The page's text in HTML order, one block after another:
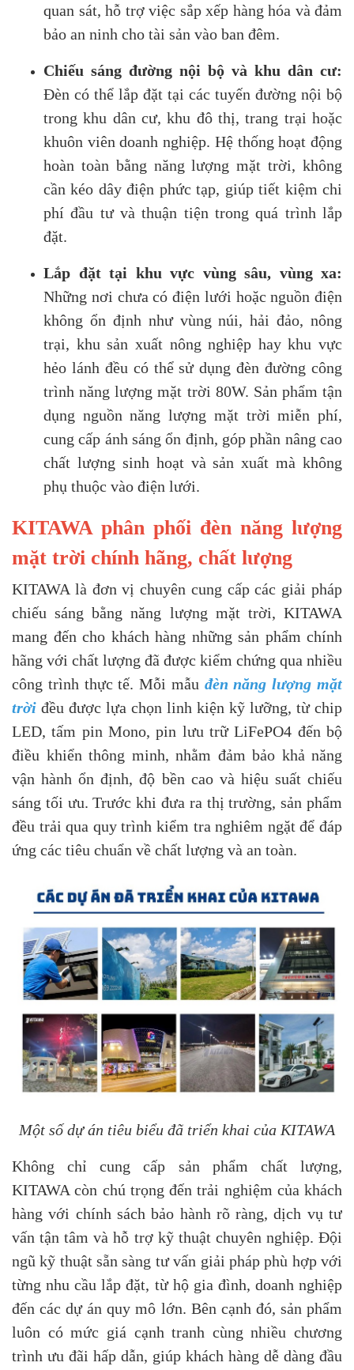
quan sát, hỗ trợ việc sắp xếp hàng hóa và đảm
bảo an ninh cho tài sản vào ban đêm.
Chiếu sáng đường nội bộ và khu dân cư:
Đèn có thể lắp đặt tại các tuyến đường nội bộ
trong khu dân cư, khu đô thị, trang trại hoặc
khuôn viên doanh nghiệp. Hệ thống hoạt động
hoàn toàn bằng năng lượng mặt trời, không
cần kéo dây điện phức tạp, giúp tiết kiệm chi
phí đầu tư và thuận tiện trong quá trình lắp
đặt.
Lắp đặt tại khu vực vùng sâu, vùng xa:
Những nơi chưa có điện lưới hoặc nguồn điện
không ổn định như vùng núi, hải đảo, nông
trại, khu sản xuất nông nghiệp hay khu vực
hẻo lánh đều có thể sử dụng đèn đường công
trình năng lượng mặt trời 80W. Sản phẩm tận
dụng nguồn năng lượng mặt trời miễn phí,
cung cấp ánh sáng ổn định, góp phần nâng cao
chất lượng sinh hoạt và sản xuất mà không
phụ thuộc vào điện lưới.
KITAWA phân phối đèn năng lượng
mặt trời chính hãng, chất lượng
KITAWA là đơn vị chuyên cung cấp các giải pháp
chiếu sáng bằng năng lượng mặt trời, KITAWA
mang đến cho khách hàng những sản phẩm chính
hãng với chất lượng đã được kiểm chứng qua nhiều
công trình thực tế. Mỗi mẫu đèn năng lượng mặt
trời đều được lựa chọn linh kiện kỹ lưỡng, từ chip
LED, tấm pin Mono, pin lưu trữ LiFePO4 đến bộ
điều khiển thông minh, nhằm đảm bảo khả năng
vận hành ổn định, độ bền cao và hiệu suất chiếu
sáng tối ưu. Trước khi đưa ra thị trường, sản phẩm
đều trải qua quy trình kiểm tra nghiêm ngặt để đáp
ứng các tiêu chuẩn về chất lượng và an toàn.
Một số dự án tiêu biểu đã triển khai của KITAWA
Không chỉ cung cấp sản phẩm chất lượng,
KITAWA còn chú trọng đến trải nghiệm của khách
hàng với chính sách bảo hành rõ ràng, dịch vụ tư
vấn tận tâm và hỗ trợ kỹ thuật chuyên nghiệp. Đội
ngũ kỹ thuật sẵn sàng tư vấn giải pháp phù hợp với
từng nhu cầu lắp đặt, từ hộ gia đình, doanh nghiệp
đến các dự án quy mô lớn. Bên cạnh đó, sản phẩm
luôn có mức giá cạnh tranh cùng nhiều chương
trình ưu đãi hấp dẫn, giúp khách hàng dễ dàng đầu